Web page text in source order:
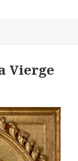
Vierge